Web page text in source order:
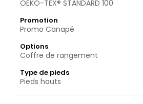
OEKO-TEX® STANDARD 100
Promotion
Promo Canapé
Options
Coffre de rangement
Type de pieds
Pieds hauts